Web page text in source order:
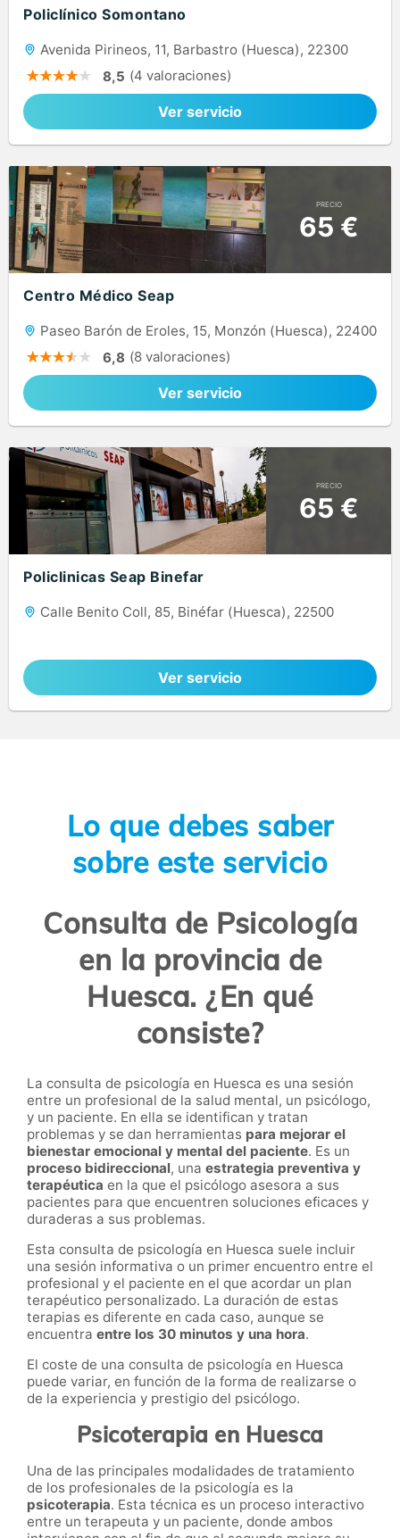
Policlínico Somontano
Avenida Pirineos, 11, Barbastro (Huesca), 22300
8,5 (4 valoraciones)
Ver servicio
PRECIO
65 €
Centro Médico Seap
Paseo Barón de Eroles, 15, Monzón (Huesca), 22400
6,8 (8 valoraciones)
Ver servicio
PRECIO
65 €
Policlinicas Seap Binefar
Calle Benito Coll, 85, Binéfar (Huesca), 22500
Ver servicio
Lo que debes saber
sobre este servicio
Consulta de Psicología
en la provincia de
Huesca. ¿En qué
consiste?
La consulta de psicología en Huesca es una sesión
entre un profesional de la salud mental, un psicólogo,
y un paciente. En ella se identifican y tratan
problemas y se dan herramientas para mejorar el
bienestar emocional y mental del paciente. Es un
proceso bidireccional, una estrategia preventiva y
terapéutica en la que el psicólogo asesora a sus
pacientes para que encuentren soluciones eficaces y
duraderas a sus problemas.
Esta consulta de psicología en Huesca suele incluir
una sesión informativa o un primer encuentro entre el
profesional y el paciente en el que acordar un plan
terapéutico personalizado. La duración de estas
terapias es diferente en cada caso, aunque se
encuentra entre los 30 minutos y una hora.
El coste de una consulta de psicología en Huesca
puede variar, en función de la forma de realizarse o
de la experiencia y prestigio del psicólogo.
Psicoterapia en Huesca
Una de las principales modalidades de tratamiento
de los profesionales de la psicología es la
psicoterapia. Esta técnica es un proceso interactivo
entre un terapeuta y un paciente, donde ambos